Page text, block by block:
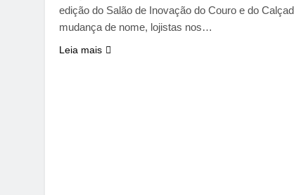
edição do Salão de Inovação do Couro e do
mudança de nome, lojistas nos…
Leia mais